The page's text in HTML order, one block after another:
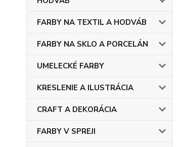
FARBY NA TEXTIL A HODVÁB
FARBY NA SKLO A PORCELÁN
UMELECKÉ FARBY
KRESLENIE A ILUSTRÁCIA
CRAFT A DEKORÁCIA
FARBY V SPREJI